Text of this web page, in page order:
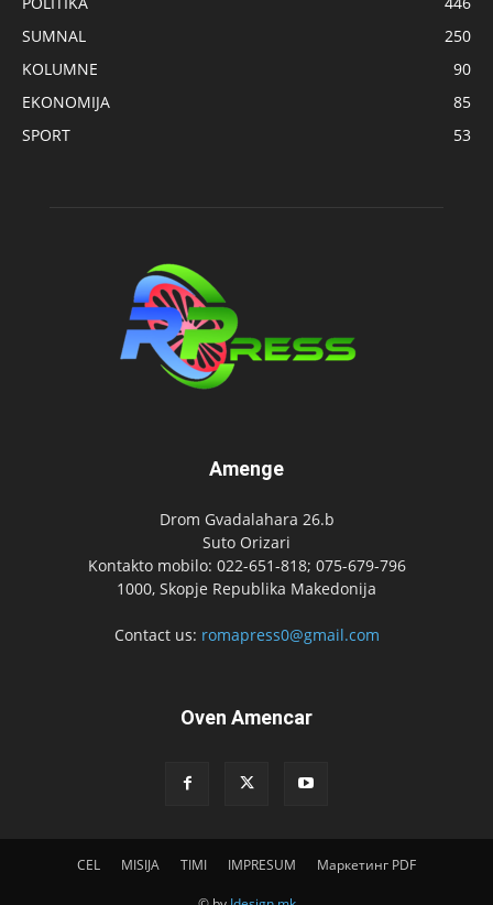
SUMNAL
250
KOLUMNE
90
EKONOMIJA
85
SPORT
53
Amenge
Drom Gvadalahara 26.b
Suto Orizari
Kontakto mobilo: 022-651-818; 075-679-796
1000, Skopje Republika Makedonija
Contact us: romapress0@gmail.com
Oven Amencar
CEL MISIJA TIMI IMPRESUM Маркетинг PDF